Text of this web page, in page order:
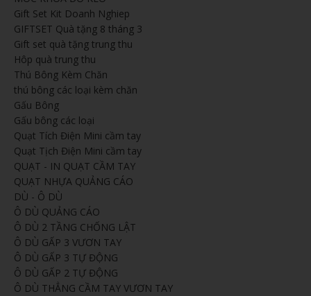
Gift Set Kit Doanh Nghiep
GIFTSET Quà tặng 8 tháng 3
Gift set quà tặng trung thu
Hôp quà trung thu
Thú Bông Kèm Chăn
thú bông các loại kèm chăn
Gấu Bông
Gấu bông các loại
Quạt Tích Điện Mini cầm tay
Quạt Tịch Điện Mini cầm tay
QUẠT - IN QUẠT CẦM TAY
QUẠT NHỰA QUẢNG CÁO
DÙ - Ô DÙ
Ô DÙ QUẢNG CÁO
Ô DÙ 2 TẦNG CHỐNG LẬT
Ô DÙ GẤP 3 VƯƠN TAY
Ô DÙ GẤP 3 TỰ ĐỘNG
Ô DÙ GẤP 2 TỰ ĐỘNG
Ô DÙ THẲNG CẦM TAY VƯƠN TAY